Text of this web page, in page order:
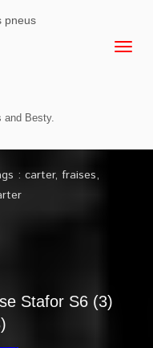
pneus
and Besty.
: carter, fraises,
Stafor S6 (3)